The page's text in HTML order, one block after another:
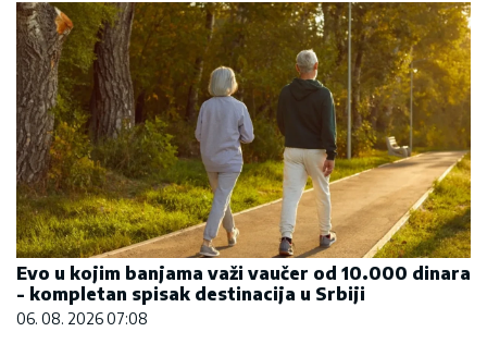
Evo u kojim banjama važi vaučer od 10.000 dinara
- kompletan spisak destinacija u Srbiji
06. 08. 2026 07:08